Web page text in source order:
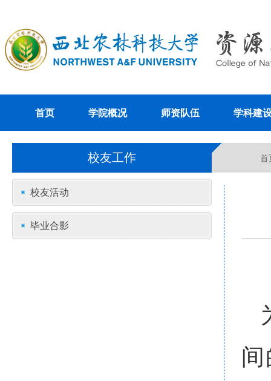
首页 学院概况 师资队伍 学科建
校友工作 首
校友活动
毕业合影